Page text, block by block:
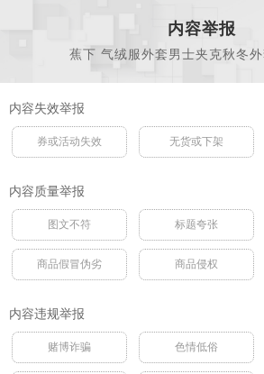
内容举报
蕉下 气绒服外套男士夹克秋冬外
内容失效举报
券或活动失效 无货或下架
内容质量举报
图文不符 标题夸张
商品假冒伪劣 商品侵权
内容违规举报
赌博诈骗 色情低俗